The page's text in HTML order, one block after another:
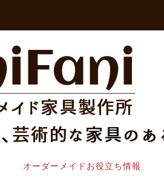
オーダーメイドお役立ち情報